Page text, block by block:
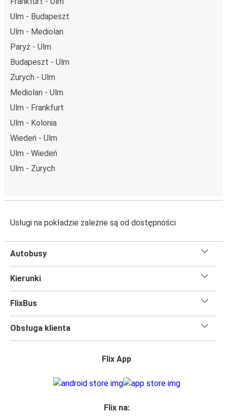
Ulm - Budapeszt
Ulm - Mediolan
Paryż - Ulm
Budapeszt - Ulm
Zurych - Ulm
Mediolan - Ulm
Ulm - Frankfurt
Ulm - Kolonia
Wiedeń - Ulm
Ulm - Wiedeń
Ulm - Zurych
Usługi na pokładzie zależne są od dostępności
Autobusy
Kierunki
FlixBus
Obsługa klienta
Flix App
Flix na: